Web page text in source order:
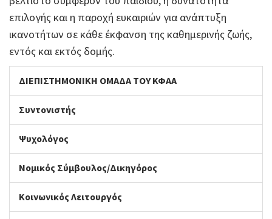
επιλογής και η παροχή ευκαιριών για ανάπτυξη
ικανοτήτων σε κάθε έκφανση της καθημερινής ζωής,
εντός και εκτός δομής.
ΔΙΕΠΙΣΤΗΜΟΝΙΚΗ ΟΜΑΔΑ ΤΟΥ ΚΦΑΑ
Συντονιστής
Ψυχολόγος
Νομικός Σύμβουλος/Δικηγόρος
Κοινωνικός Λειτουργός